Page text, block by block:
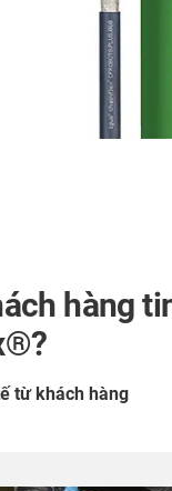
hàng
từ khách hàng